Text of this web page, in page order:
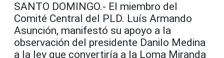
SANTO DOMINGO.- El miembro del
Comité Central del PLD. Luís Armando
Asunción, manifestó su apoyo a la
observación del presidente Danilo Medina
a la ley que convertiría a la Loma Miranda